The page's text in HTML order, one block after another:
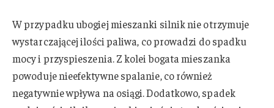
W przypadku ubogiej mieszanki silnik nie otrzymuje
wystarczającej ilości paliwa, co prowadzi do spadku
mocy i przyspieszenia. Z kolei bogata mieszanka
powoduje nieefektywne spalanie, co również
negatywnie wpływa na osiągi. Dodatkowo, spadek